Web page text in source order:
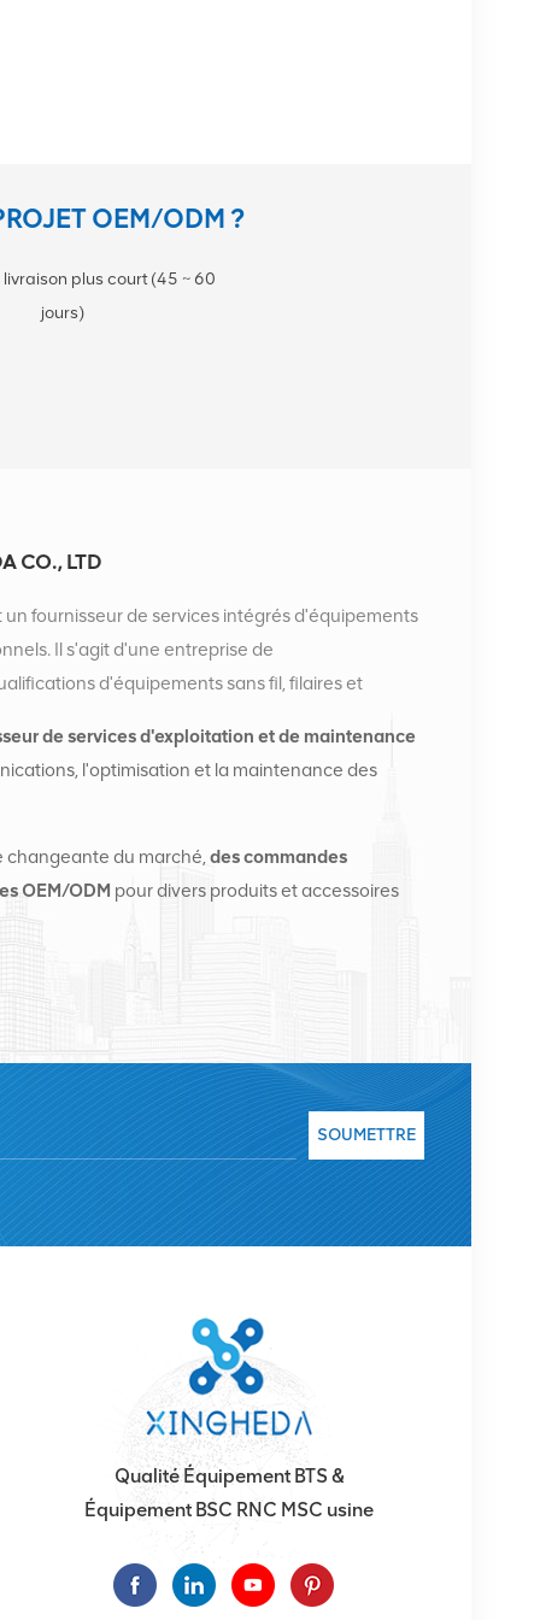
OEM/ODM ?
plus court (45 ~ 60
jours)
CO., LTD
un fournisseur de services intégrés d'équipements
Il s'agit d'une entreprise de
d'équipements sans fil, filaires et
et à Hong Kong. En 2016, nous avons
à Changsha, en Chine. Basés en Chine, nous
des stations de base et fournissons aux
régionaux des services de
maintenance complets tels que la transmission,
qualité, des services de haute qualité, des
de services d'exploitation et de maintenance
l'optimisation et la maintenance des
changeante du marché,des commandes
OEM/ODM pour divers produits et accessoires
SOUMETTRE
Qualité Équipement BTS &
Équipement BSC RNC MSC usine